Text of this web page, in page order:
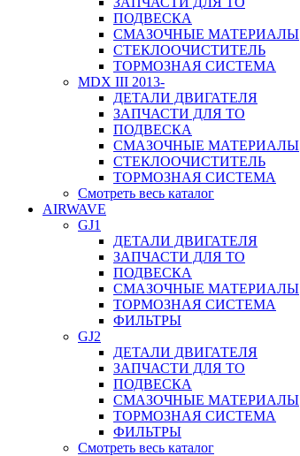
ПОДВЕСКА
СМАЗОЧНЫЕ МАТЕРИАЛЫ
СТЕКЛООЧИСТИТЕЛЬ
ТОРМОЗНАЯ СИСТЕМА
MDX III 2013-
ДЕТАЛИ ДВИГАТЕЛЯ
ЗАПЧАСТИ ДЛЯ ТО
ПОДВЕСКА
СМАЗОЧНЫЕ МАТЕРИАЛЫ
СТЕКЛООЧИСТИТЕЛЬ
ТОРМОЗНАЯ СИСТЕМА
Смотреть весь каталог
AIRWAVE
GJ1
ДЕТАЛИ ДВИГАТЕЛЯ
ЗАПЧАСТИ ДЛЯ ТО
ПОДВЕСКА
СМАЗОЧНЫЕ МАТЕРИАЛЫ
ТОРМОЗНАЯ СИСТЕМА
ФИЛЬТРЫ
GJ2
ДЕТАЛИ ДВИГАТЕЛЯ
ЗАПЧАСТИ ДЛЯ ТО
ПОДВЕСКА
СМАЗОЧНЫЕ МАТЕРИАЛЫ
ТОРМОЗНАЯ СИСТЕМА
ФИЛЬТРЫ
Смотреть весь каталог